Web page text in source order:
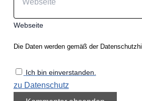
Webseite
Die Daten werden gemäß der
Ich bin einverstanden.
zu Datenschutz